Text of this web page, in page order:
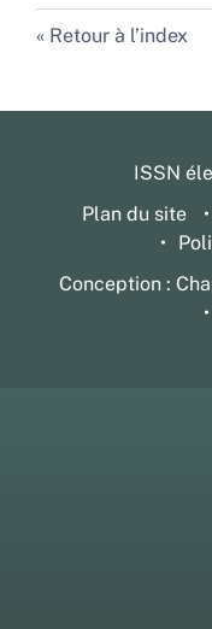
Retour à l’index
ISSN
Plan du site
Conception :